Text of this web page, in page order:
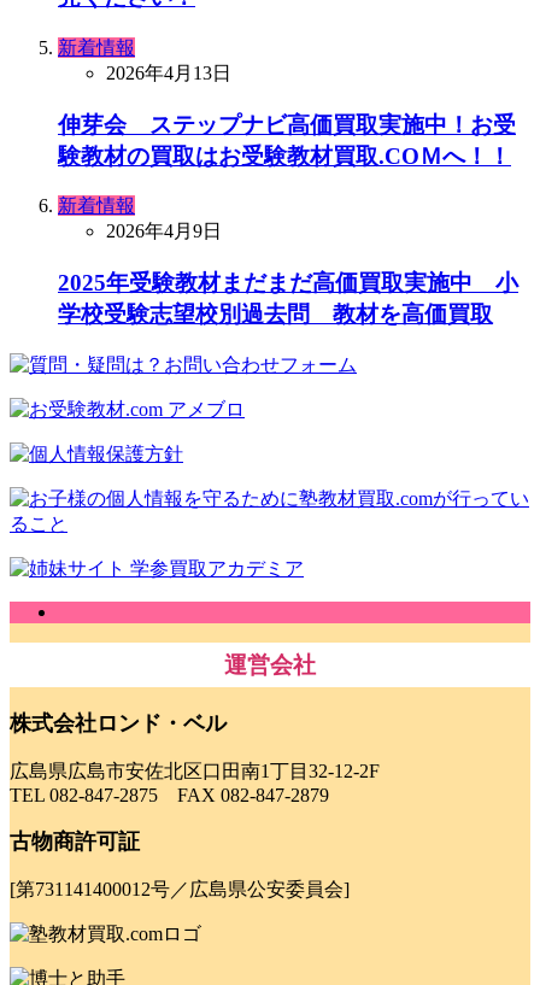
新着情報
2026年4月13日
伸芽会 ステップナビ高価買取実施中！お受
験教材の買取はお受験教材買取.COＭへ！！
新着情報
2026年4月9日
2025年受験教材まだまだ高価買取実施中 小
学校受験志望校別過去問 教材を高価買取
運営会社
株式会社ロンド・ベル
広島県広島市安佐北区口田南1丁目32-12-2F
TEL 082-847-2875 FAX 082-847-2879
古物商許可証
[第731141400012号／広島県公安委員会]